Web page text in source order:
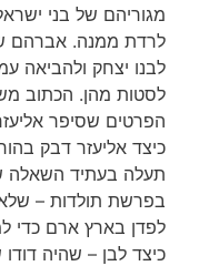
מגוריהם של בני
לרדת ממנה. אברהם
לבנו יצחק ולהביאה
לסטות מהן. הכתוב
הפרטים שסיפר
כיצד אליעזר דבק
תעלה בעתיד השאלה
בפרשת תולדות –
לפדן בארץ ארם כדי
כיצד לבן – שהיה